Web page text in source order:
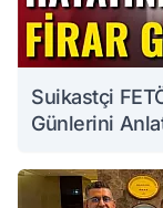
Suikastçi
Günlerini